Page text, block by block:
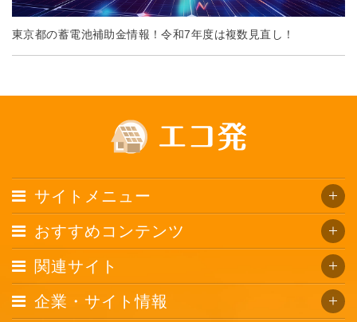
東京都の蓄電池補助金情報！令和7年度は複数見直し！
サイトメニュー
おすすめコンテンツ
関連サイト
企業・サイト情報